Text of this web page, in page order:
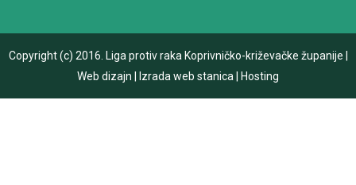
Copyright (c) 2016. Liga protiv raka Koprivničko-križevačke županije
Web dizajn
Izrada web stanica Hosting